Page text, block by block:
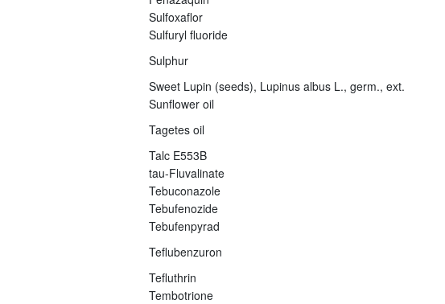
Sulfoxaflor
Sulfuryl fluoride
Sulphur
Sweet Lupin (seeds), Lupinus albus L., germ., ext.
Sunflower oil
Tagetes oil
Talc E553B
tau-Fluvalinate
Tebuconazole
Tebufenozide
Tebufenpyrad
Teflubenzuron
Tefluthrin
Tembotrione